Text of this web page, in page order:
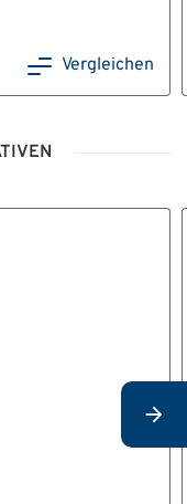
Vergleichen